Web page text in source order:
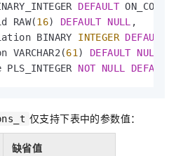
DEFAULT
RAW(
16) DEFAULT NULL ,
BINARY
INTEGER DEFAULT
VARCHAR2(
61 ) DEFAULT NULL
PLS_INTEGER
NOT NULL DEFAULT
仅支持下表中的参数值：
缺省值